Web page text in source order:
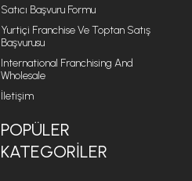
Satıcı Başvuru Formu
Yurtiçi Franchise Ve Toptan Satış
Başvurusu
International Franchising And
Wholesale
İletişim
POPÜLER
KATEGORILER